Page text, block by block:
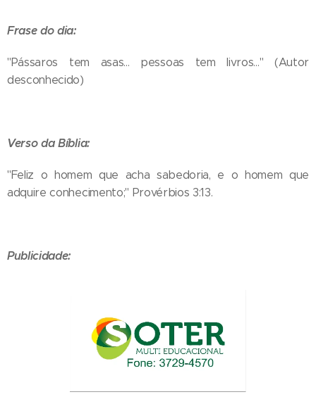
Frase do dia:
"Pássaros tem asas... pessoas tem livros..." (Autor
desconhecido)
Verso da Bíblia:
"Feliz o homem que acha sabedoria, e o homem que
adquire conhecimento;" Provérbios 3:13.
Publicidade: